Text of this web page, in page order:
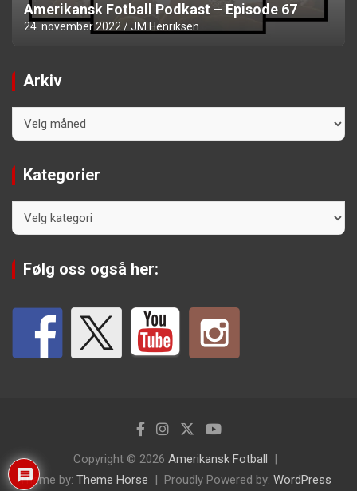
Amerikansk Fotball Podkast – Episode 67
24. november 2022 JM Henriksen
Arkiv
Kategorier
Følg oss også her:
Copyright © 2026 Amerikansk Fotball
Theme by: Theme Horse Proudly Powered by: WordPress